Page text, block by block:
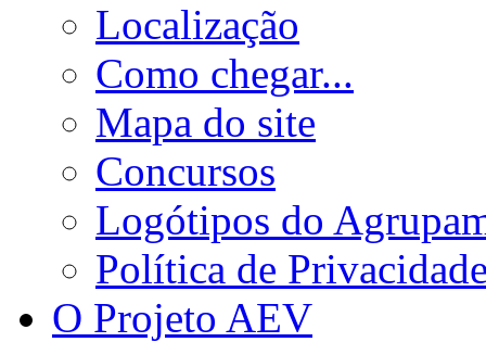
Localização
Como chegar...
Mapa do site
Concursos
Logótipos do
Política de
O Projeto AEV